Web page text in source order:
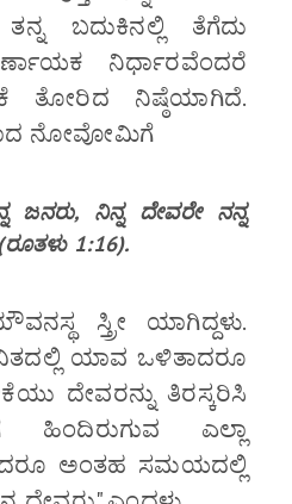
ಬದುಕಿನಲ್ಲಿ ತೆಗೆದು
ನಿರ್ಧಾರವೆಂದರೆ
ತೋರಿದ ನಿಷ್ಠೆಯಾಗಿದೆ.
ನೋವೋಮಿಗೆ
ಜನರು, ನಿನ್ನ ದೇವರೇ ನನ್ನ
1:16).
ಸ್ತ್ರೀ ಯಾಗಿದ್ದಳು.
ಯಾವ ಒಳಿತಾದರೂ
ದೇವರನ್ನು ತಿರಸ್ಕರಿಸಿ
ಹಿಂದಿರುಗುವ ಎಲ್ಲಾ
ಅಂತಹ ಸಮಯದಲ್ಲಿ